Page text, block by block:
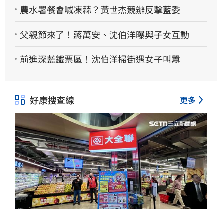
農水署餐會喊凍蒜？黃世杰競辦反擊藍委
父親節來了！蔣萬安、沈伯洋曝與子女互動
前進深藍鐵票區！沈伯洋掃街遇女子叫囂
好康搜查線 更多